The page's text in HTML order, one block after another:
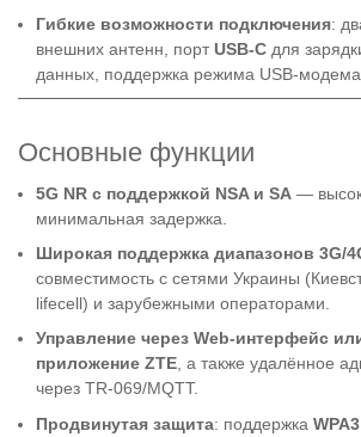
Гибкие возможности подключения:
внешних антенн, портUSB-C для
данных, поддержка режима USB-
Основные функции
5G NR с поддержкой NSA и SA —
минимальная задержка.
Широкая поддержка диапазонов 3G/
совместимость с сетями Украины
lifecell) и зарубежными операторами.
Управление через Web-интерфейс
приложение ZTE, а также удалённое
через TR-069/MQTT.
Продвинутая защита: поддержкаWPA3